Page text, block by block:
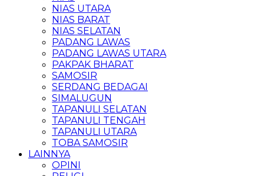
NIAS UTARA
NIAS BARAT
NIAS SELATAN
PADANG LAWAS
PADANG LAWAS UTARA
PAKPAK BHARAT
SAMOSIR
SERDANG BEDAGAI
SIMALUGUN
TAPANULI SELATAN
TAPANULI TENGAH
TAPANULI UTARA
TOBA SAMOSIR
LAINNYA
OPINI